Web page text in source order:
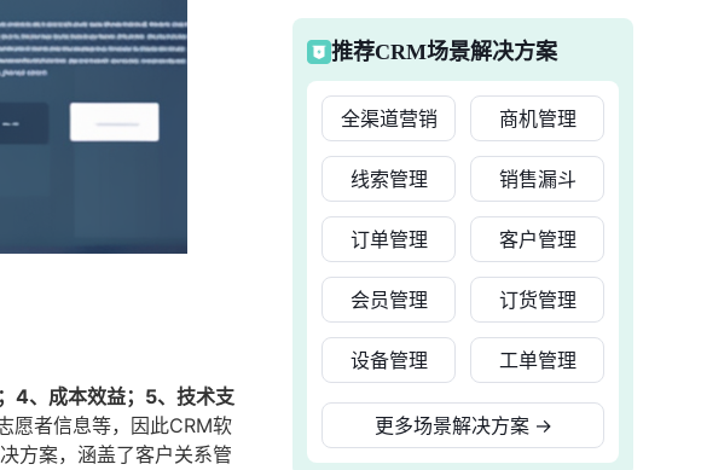
4、成本效益；5、技术支
愿者信息等，因此CRM软
方案，涵盖了客户关系管
推荐CRM场景解决方案
全渠道营销 商机管理
线索管理 销售漏斗
订单管理 客户管理
会员管理 订货管理
设备管理 工单管理
更多场景解决方案 →